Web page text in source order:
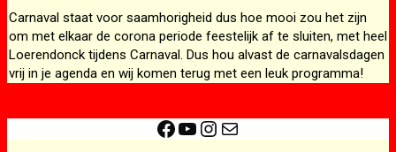
Carnaval staat voor saamhorigheid dus hoe mooi zou het zijn
om met elkaar de corona periode feestelijk af te sluiten, met heel
Loerendonck tijdens Carnaval. Dus hou alvast de carnavalsdagen
vrij in je agenda en wij komen terug met een leuk programma!
Facebook
YouTube
Instagram
E-mail